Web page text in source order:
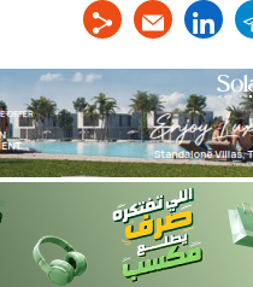
linkedin